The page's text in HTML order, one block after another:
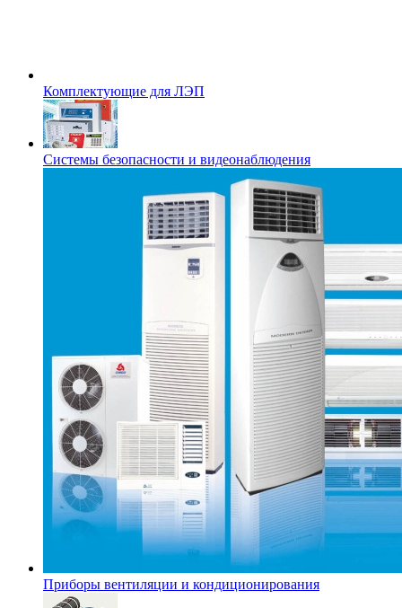
Комплектующие для ЛЭП
Системы безопасности и видеонаблюдения
Приборы вентиляции и кондиционирования